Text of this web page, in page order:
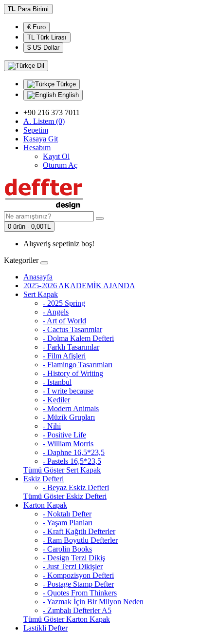
TL Para Birimi
€ Euro
TL Türk Lirası
$ US Dollar
Dil
Türkçe
English
+90 216 373 7011
A. Listem (0)
Sepetim
Kasaya Git
Hesabım
Kayıt Ol
Oturum Aç
0 ürün - 0,00TL
Alışveriş sepetiniz boş!
Kategoriler
Anasayfa
2025-2026 AKADEMİK AJANDA
Sert Kapak
- 2025 Spring
- Angels
- Art of World
- Cactus Tasarımlar
- Dolma Kalem Defteri
- Farklı Tasarımlar
- Film Afişleri
- Flamingo Tasarımları
- History of Writing
- Istanbul
- I write because
- Kediler
- Modern Animals
- Müzik Grupları
- Nihi
- Positive Life
- William Morris
- Daphne 16,5*23,5
- Pastels 16,5*23,5
Tümü Göster Sert Kapak
Eskiz Defteri
- Beyaz Eskiz Defteri
Tümü Göster Eskiz Defteri
Karton Kapak
- Noktalı Defter
- Yaşam Planları
- Kraft Kağıtlı Defterler
- Ram Boyutlu Defterler
- Carolin Books
- Design Terzi Dikiş
- Just Terzi Dikişler
- Kompozisyon Defteri
- Postage Stamp Defter
- Quotes From Thinkers
- Yazmak İçin Bir Milyon Neden
- Zımbalı Defterler A5
Tümü Göster Karton Kapak
Lastikli Defter